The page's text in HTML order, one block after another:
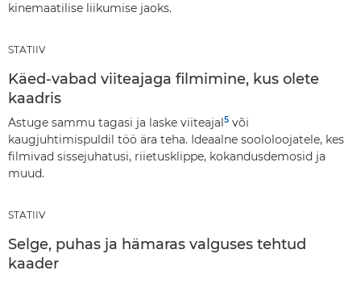
kinemaatilise liikumise jaoks.
STATIIV
Käed-vabad viiteajaga filmimine, kus olete
kaadris
Astuge sammu tagasi ja laske viiteajal5 või
kaugjuhtimispuldil töö ära teha. Ideaalne soololoojatele, kes
filmivad sissejuhatusi, riietusklippe, kokandusdemosid ja
muud.
STATIIV
Selge, puhas ja hämaras valguses tehtud
kaader